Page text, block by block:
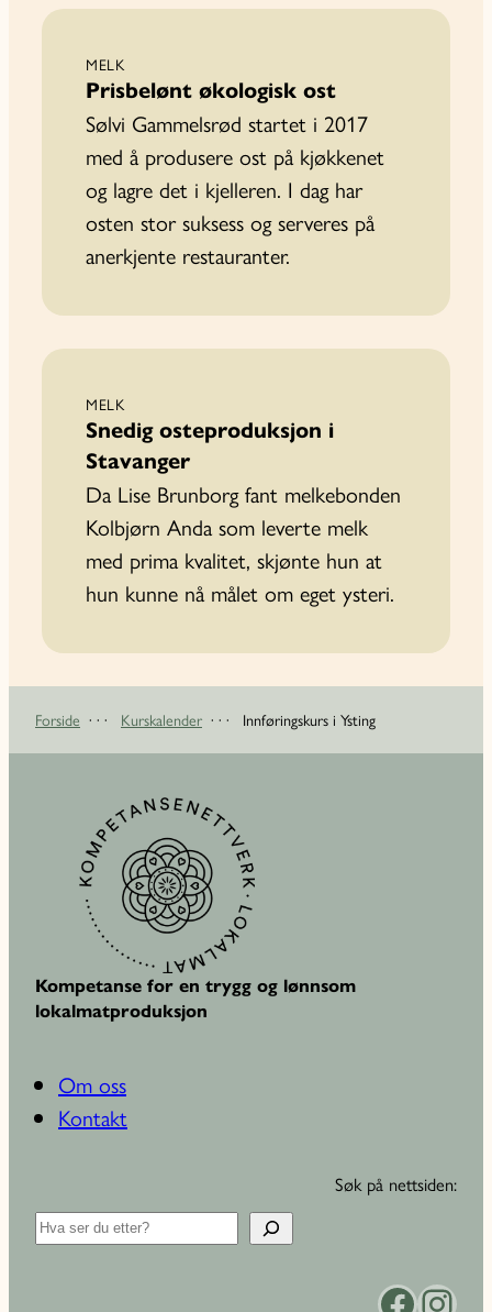
MELK
Prisbelønt økologisk ost
Sølvi Gammelsrød startet i 2017
med å produsere ost på kjøkkenet
og lagre det i kjelleren. I dag har
osten stor suksess og serveres på
anerkjente restauranter.
MELK
Snedig osteproduksjon i
Stavanger
Da Lise Brunborg fant melkebonden
Kolbjørn Anda som leverte melk
med prima kvalitet, skjønte hun at
hun kunne nå målet om eget ysteri.
Forside · · · Kurskalender · · · Innføringskurs i Ysting
Kompetanse for en trygg og lønnsom
lokalmatproduksjon
Om oss
Kontakt
Søk på nettsiden:
S
ø